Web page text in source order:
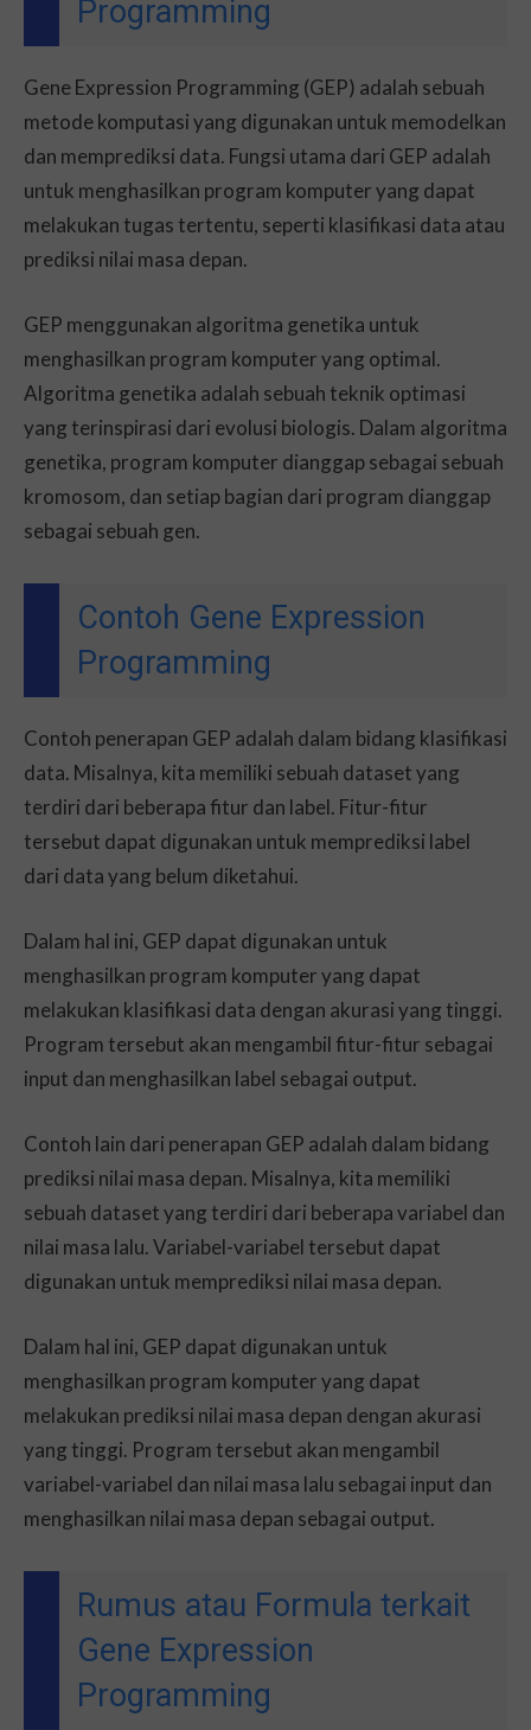
Programming
Gene Expression Programming (GEP) adalah sebuah
metode komputasi yang digunakan untuk memodelkan
dan memprediksi data. Fungsi utama dari GEP adalah
untuk menghasilkan program komputer yang dapat
melakukan tugas tertentu, seperti klasifikasi data atau
prediksi nilai masa depan.
GEP menggunakan algoritma genetika untuk
menghasilkan program komputer yang optimal.
Algoritma genetika adalah sebuah teknik optimasi
yang terinspirasi dari evolusi biologis. Dalam algoritma
genetika, program komputer dianggap sebagai sebuah
kromosom, dan setiap bagian dari program dianggap
sebagai sebuah gen.
Contoh Gene Expression
Programming
Contoh penerapan GEP adalah dalam bidang klasifikasi
data. Misalnya, kita memiliki sebuah dataset yang
terdiri dari beberapa fitur dan label. Fitur-fitur
tersebut dapat digunakan untuk memprediksi label
dari data yang belum diketahui.
Dalam hal ini, GEP dapat digunakan untuk
menghasilkan program komputer yang dapat
melakukan klasifikasi data dengan akurasi yang tinggi.
Program tersebut akan mengambil fitur-fitur sebagai
input dan menghasilkan label sebagai output.
Contoh lain dari penerapan GEP adalah dalam bidang
prediksi nilai masa depan. Misalnya, kita memiliki
sebuah dataset yang terdiri dari beberapa variabel dan
nilai masa lalu. Variabel-variabel tersebut dapat
digunakan untuk memprediksi nilai masa depan.
Dalam hal ini, GEP dapat digunakan untuk
menghasilkan program komputer yang dapat
melakukan prediksi nilai masa depan dengan akurasi
yang tinggi. Program tersebut akan mengambil
variabel-variabel dan nilai masa lalu sebagai input dan
menghasilkan nilai masa depan sebagai output.
Rumus atau Formula terkait
Gene Expression
Programming